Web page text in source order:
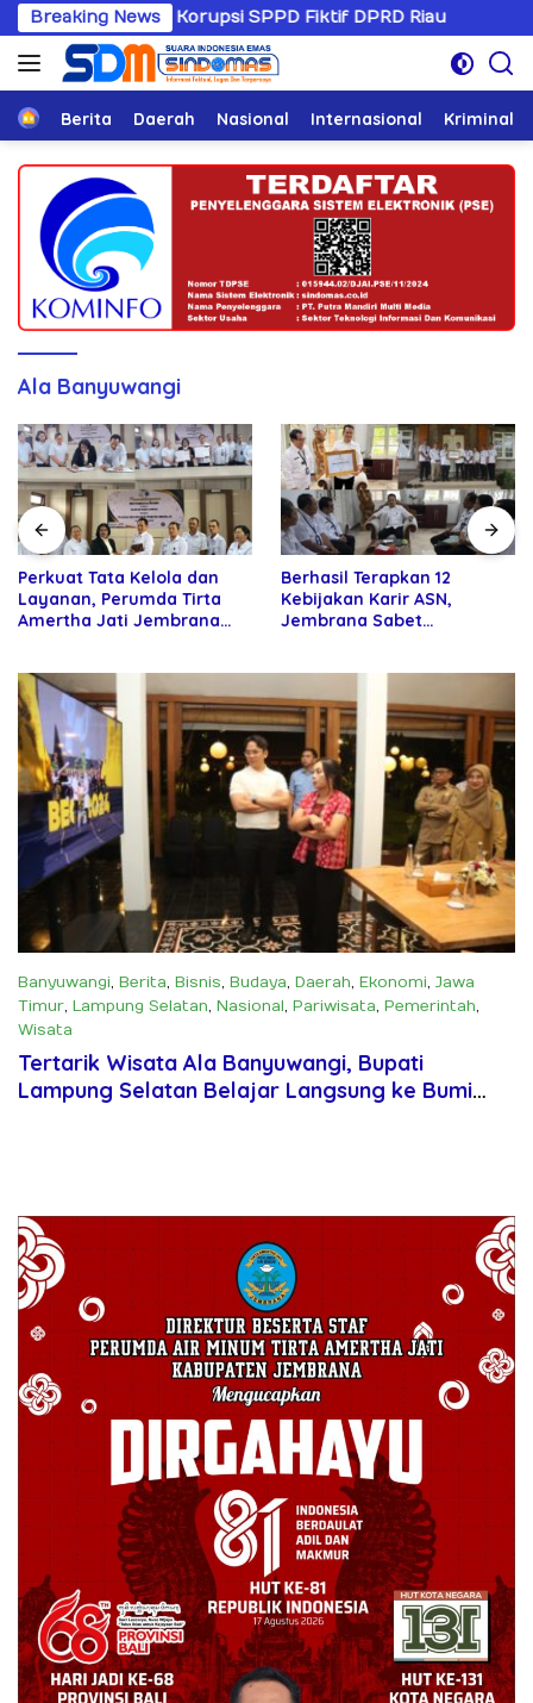
Langsung
ke
konten
Breaking News
Kasus Korupsi SPPD Fiktif DPRD Riau
HomeBerita Daerah Nasional Internasional Kriminal
Ala Banyuwangi
Perkuat Tata Kelola dan
Layanan, Perumda Tirta
Amertha Jati Jembrana
Berhasil Terapkan 12
Kebijakan Karir ASN,
Jembrana Sabet
Banyuwangi, Berita, Bisnis, Budaya, Daerah, Ekonomi, Jawa
Timur, Lampung Selatan, Nasional, Pariwisata, Pemerintah,
Wisata
Juli 15, 2025
Tertarik Wisata Ala Banyuwangi, Bupati
Lampung Selatan Belajar Langsung ke Bumi